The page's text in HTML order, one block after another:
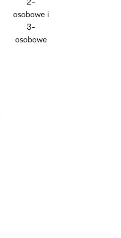
osobowe i
3-
osobowe